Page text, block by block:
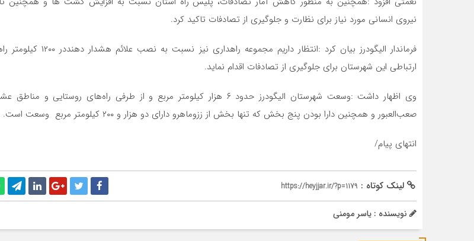
نیروی انسانی مورد نیاز برای نظارت و جلوگیری از تصادفات تاکید کرد.
فرماندار الیگودرز بیان کرد :انتظار داریم مجموعه راهداری نیز نسبت به نصب
ارتباطی این شهرستان برای جلوگیری از تصادفات اقدام نماید.
وی اظهار داشت :وسعت شهرستان الیگودرز حدود ۶ هزار کیلومتر مربع و از طرفی راه‌های روستایی و
صعب‌العبور و همچنین دارا بودن پنج بخش که تنها بخش از ززوماهرو دارای دو هزار و ۲۰۰ کیلومتر مربع وسعت است.
انتهای پیام/
لینک کوتاه : https://heyjjar.ir/?p=1179
نویسنده : یاسر مومنی